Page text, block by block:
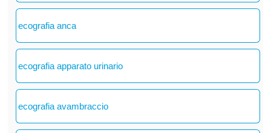
ecografia anca
ecografia apparato urinario
ecografia avambraccio